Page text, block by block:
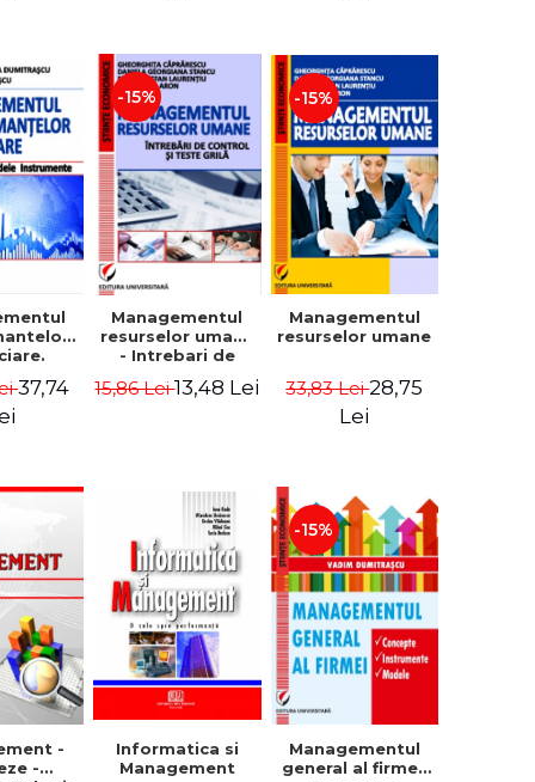
37,74
-15%
Managementul
resurselor umane
- Intrebari de
grila
15,86 Lei13,48 Lei
-15%
Managementul
resurselor umane
33,83 Lei28,75
Lei
-
-
Informatica si
Management
-15%
Managementul
general al firmei.